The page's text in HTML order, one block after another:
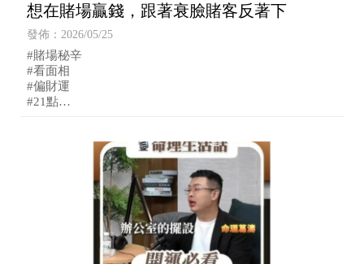
想在賭場贏錢，跟著衰臉賭客反著下
發佈：2026/05/25
#賭場秘辛
#看面相
#偏財運
#21點